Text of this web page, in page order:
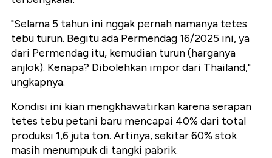
"Selama 5 tahun ini nggak pernah namanya tetes
tebu turun. Begitu ada Permendag 16/2025 ini, ya
dari Permendag itu, kemudian turun (harganya
anjlok). Kenapa? Dibolehkan impor dari Thailand,"
ungkapnya.
Kondisi ini kian mengkhawatirkan karena serapan
tetes tebu petani baru mencapai 40% dari total
produksi 1,6 juta ton. Artinya, sekitar 60% stok
masih menumpuk di tangki pabrik.